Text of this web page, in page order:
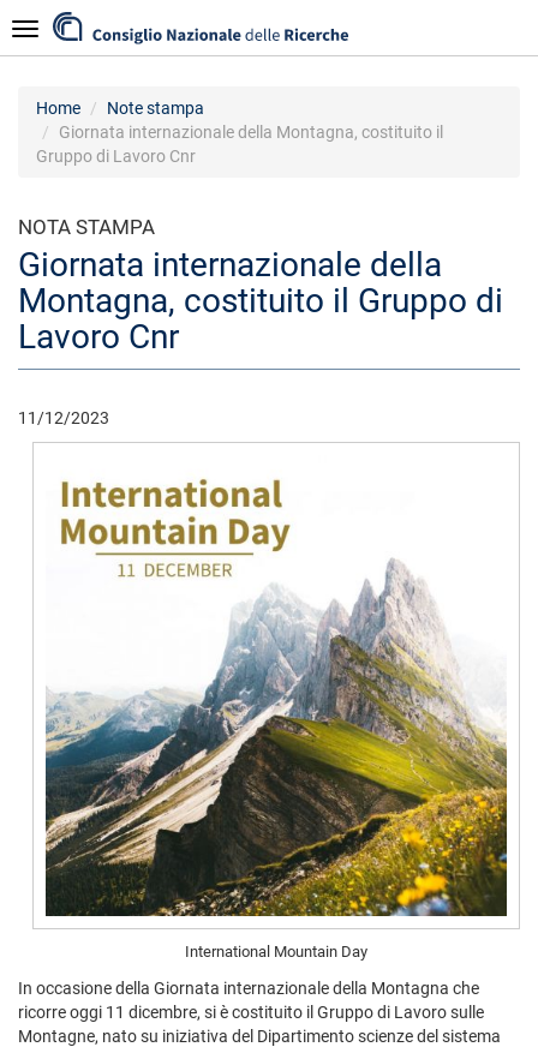
al
contenuto
Navigazione
Home
Note stampa
Giornata internazionale della Montagna, costituito il
Gruppo di Lavoro Cnr
NOTA STAMPA
Giornata internazionale della
Montagna, costituito il Gruppo di
Lavoro Cnr
11/12/2023
International Mountain Day
In occasione della Giornata internazionale della Montagna che
ricorre oggi 11 dicembre, si è costituito il Gruppo di Lavoro sulle
Montagne, nato su iniziativa del Dipartimento scienze del sistema